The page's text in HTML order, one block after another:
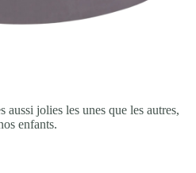
aussi jolies les unes que les autres,
enfants.